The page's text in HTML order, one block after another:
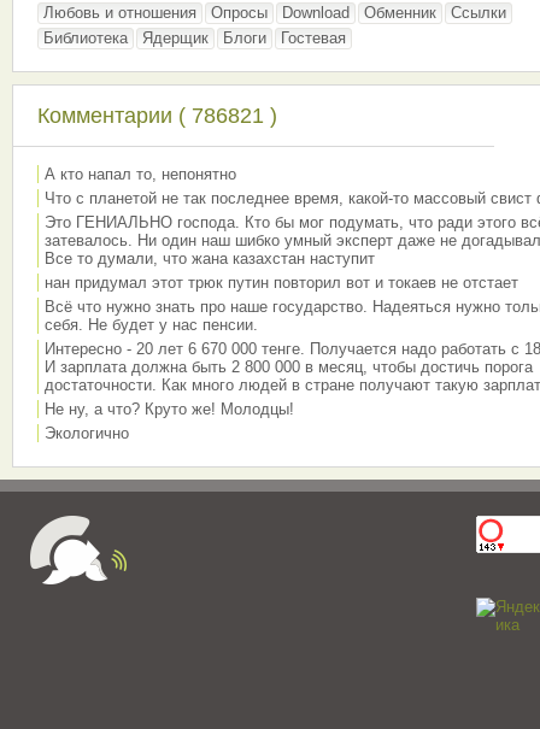
Любовь и отношения
Опросы Download Обменник
Ссылки
Библиотека
Ядерщик Блоги Гостевая
Комментарии ( 786821 )
А кто напал то, непонятно
Что с планетой не так последнее время, какой-то массовый свист
Это ГЕНИАЛЬНО господа. Кто бы мог подумать, что ради этого
затевалось. Ни один наш шибко умный эксперт даже не
Все то думали, что жана казахстан наступит
нан придумал этот трюк путин повторил вот и токаев не отстает
Всё что нужно знать про наше государство. Надеяться нужно
себя. Не будет у нас пенсии.
Интересно - 20 лет 6 670 000 тенге. Получается надо работать с
И зарплата должна быть 2 800 000 в месяц, чтобы достичь порога
достаточности. Как много людей в стране получают такую
Не ну, а что? Круто же! Молодцы!
Экологично